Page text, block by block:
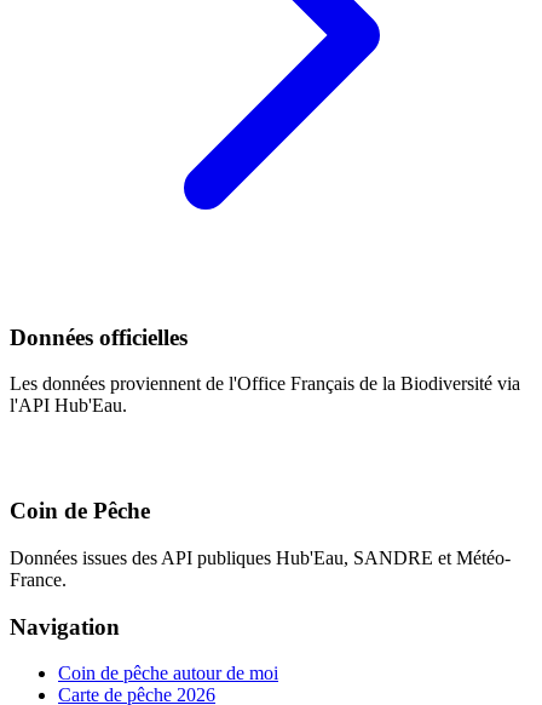
Données officielles
Les données proviennent de l'Office Français de la Biodiversité via
l'API Hub'Eau.
Coin de Pêche
Données issues des API publiques Hub'Eau, SANDRE et Météo-
France.
Navigation
Coin de pêche autour de moi
Carte de pêche 2026